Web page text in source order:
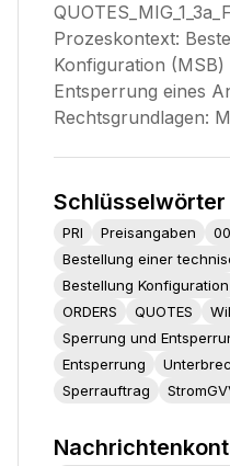
Prozeskontext:
Konfiguration
Entsperrung eines
Rechtsgrundlagen:
Schlüsselwörter
PRI Preisangaben
Bestellung einer
Bestellung Konfiguration
ORDERS
QUOTES
Sperrung und
Entsperrung
Sperrauftrag